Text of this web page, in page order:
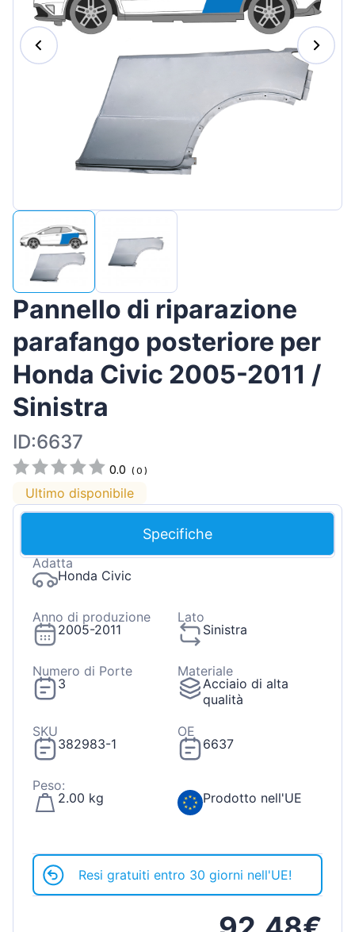
Magyar
Hrvatski
Slovenian
Latvian
Slovenčina
Pannello di riparazione
parafango posteriore per
Honda Civic 2005-2011 /
Sinistra
ID:6637
0.0 (0 )
Ultimo disponibile
Specifiche
Adatta
Honda Civic
Anno di produzione
2005-2011
Lato
Sinistra
Numero di Porte
3
Materiale
Acciaio di alta
qualità
SKU
382983-1
OE
6637
Peso:
2.00 kg
Prodotto nell'UE
Resi gratuiti entro 30 giorni nell'UE!